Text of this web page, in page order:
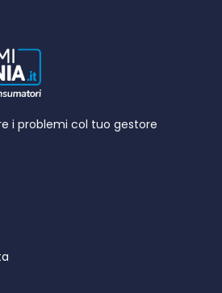
i problemi col tuo gestore